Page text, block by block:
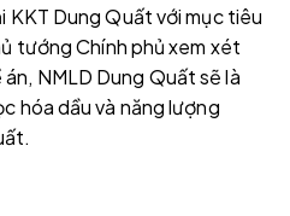
KKT Dung Quất với mục tiêu
tướng Chính phủ xem xét
NMLD Dung Quất sẽ là
hóa dầu và năng lượng